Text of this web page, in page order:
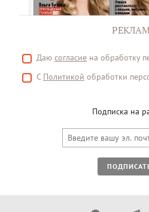
Даю согласие на обработку
С Политикой обработки
Подписка на